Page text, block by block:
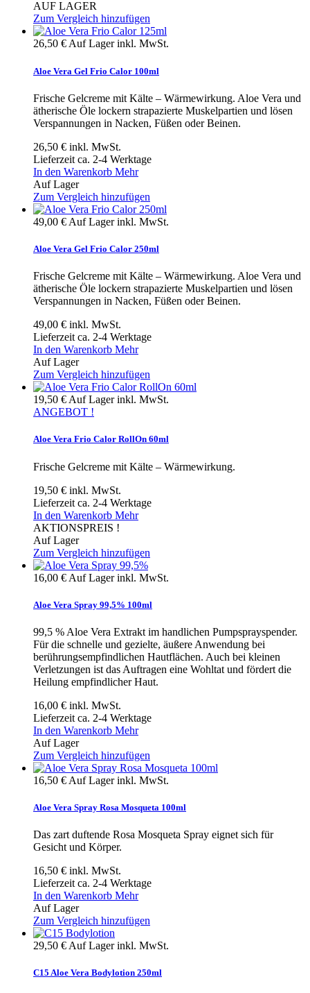
AUF LAGER
Zum Vergleich hinzufügen
26,50 €Auf Lagerinkl. MwSt.
Aloe Vera Gel Frio Calor 100ml
Frische Gelcreme mit Kälte – Wärmewirkung. Aloe Vera und
ätherische Öle lockern strapazierte Muskelpartien und lösen
Verspannungen in Nacken, Füßen oder Beinen.
26,50 € inkl. MwSt.
Lieferzeit ca. 2-4 Werktage
In den Warenkorb Mehr
Auf Lager
Zum Vergleich hinzufügen
49,00 € Auf Lagerinkl. MwSt.
Aloe Vera Gel Frio Calor 250ml
Frische Gelcreme mit Kälte – Wärmewirkung. Aloe Vera und
ätherische Öle lockern strapazierte Muskelpartien und lösen
Verspannungen in Nacken, Füßen oder Beinen.
49,00 € inkl. MwSt.
Lieferzeit ca. 2-4 Werktage
In den Warenkorb Mehr
Auf Lager
Zum Vergleich hinzufügen
19,50 € Auf Lagerinkl. MwSt.
ANGEBOT !
Aloe Vera Frio Calor RollOn 60ml
Frische Gelcreme mit Kälte – Wärmewirkung.
19,50 € inkl. MwSt.
Lieferzeit ca. 2-4 Werktage
In den Warenkorb Mehr
AKTIONSPREIS !
Auf Lager
Zum Vergleich hinzufügen
16,00 € Auf Lagerinkl. MwSt.
Aloe Vera Spray 99,5% 100ml
99,5 % Aloe Vera Extrakt im handlichen Pumpsprayspender.
Für die schnelle und gezielte, äußere Anwendung bei
berührungsempfindlichen Hautflächen. Auch bei kleinen
Verletzungen ist das Auftragen eine Wohltat und fördert die
Heilung empfindlicher Haut.
16,00 € inkl. MwSt.
Lieferzeit ca. 2-4 Werktage
In den Warenkorb Mehr
Auf Lager
Zum Vergleich hinzufügen
16,50 € Auf Lagerinkl. MwSt.
Aloe Vera Spray Rosa Mosqueta 100ml
Das zart duftende Rosa Mosqueta Spray eignet sich für
Gesicht und Körper.
16,50 € inkl. MwSt.
Lieferzeit ca. 2-4 Werktage
In den Warenkorb Mehr
Auf Lager
Zum Vergleich hinzufügen
29,50 € Auf Lagerinkl. MwSt.
C15 Aloe Vera Bodylotion 250ml